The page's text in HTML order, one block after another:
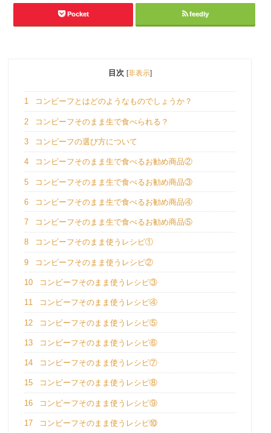
Pocket feedly
目次 [非表示]
1 コンビーフとはどのようなものでしょうか？
2 コンビーフそのまま生で食べられる？
3 コンビーフの選び方について
4 コンビーフそのまま生で食べるお勧め商品②
5 コンビーフそのまま生で食べるお勧め商品③
6 コンビーフそのまま生で食べるお勧め商品④
7 コンビーフそのまま生で食べるお勧め商品⑤
8 コンビーフそのまま使うレシピ①
9 コンビーフそのまま使うレシピ②
10 コンビーフそのまま使うレシピ③
11 コンビーフそのまま使うレシピ④
12 コンビーフそのまま使うレシピ⑤
13 コンビーフそのまま使うレシピ⑥
14 コンビーフそのまま使うレシピ⑦
15 コンビーフそのまま使うレシピ⑧
16 コンビーフそのまま使うレシピ⑨
17 コンビーフそのまま使うレシピ⑩